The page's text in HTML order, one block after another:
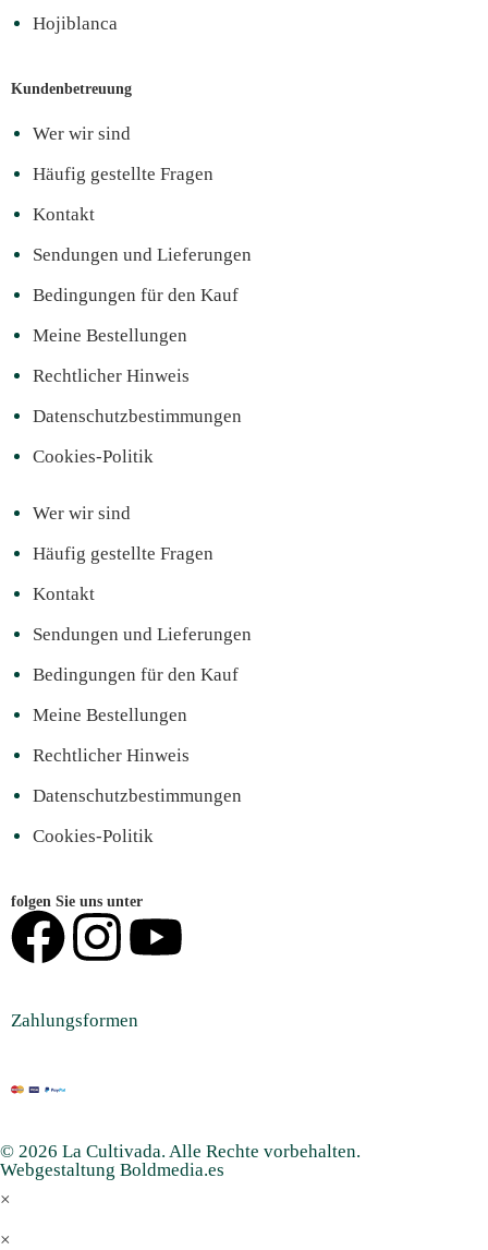
Hojiblanca
Kundenbetreuung
Wer wir sind
Häufig gestellte Fragen
Kontakt
Sendungen und Lieferungen
Bedingungen für den Kauf
Meine Bestellungen
Rechtlicher Hinweis
Datenschutzbestimmungen
Cookies-Politik
Wer wir sind
Häufig gestellte Fragen
Kontakt
Sendungen und Lieferungen
Bedingungen für den Kauf
Meine Bestellungen
Rechtlicher Hinweis
Datenschutzbestimmungen
Cookies-Politik
folgen Sie uns unter
Zahlungsformen
© 2026 La Cultivada. Alle Rechte vorbehalten.
Webgestaltung Boldmedia.es
×
×